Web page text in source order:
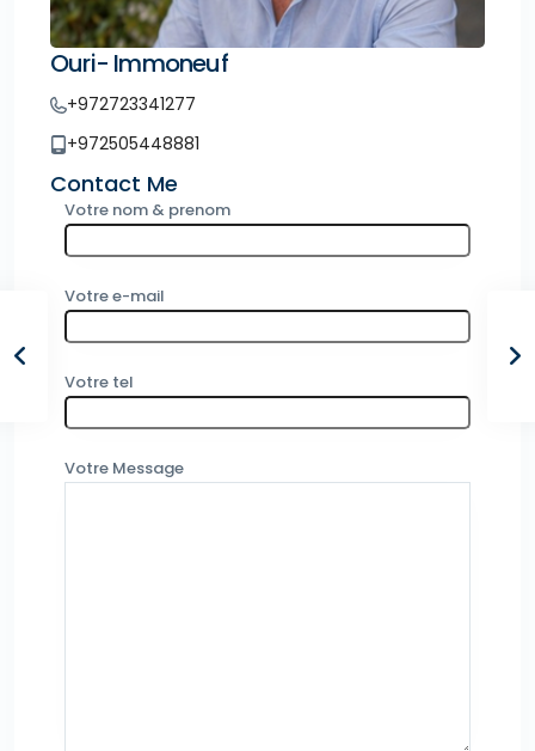
Ouri- Immoneuf
+972723341277
+972505448881
Contact Me
Votre nom & prenom
Votre e-mail
Votre tel
Votre Message